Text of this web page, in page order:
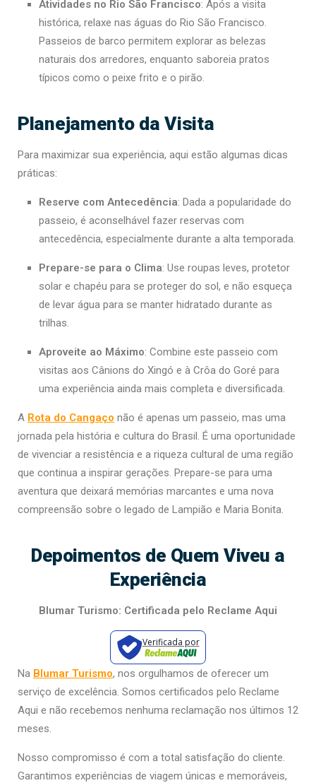
Atividades no Rio São Francisco: Após a visita
histórica, relaxe nas águas do Rio São Francisco.
Passeios de barco permitem explorar as belezas
naturais dos arredores, enquanto saboreia pratos
típicos como o peixe frito e o pirão.
Planejamento da Visita
Para maximizar sua experiência, aqui estão algumas dicas
práticas:
Reserve com Antecedência: Dada a popularidade do
passeio, é aconselhável fazer reservas com
antecedência, especialmente durante a alta temporada.
Prepare-se para o Clima: Use roupas leves, protetor
solar e chapéu para se proteger do sol, e não esqueça
de levar água para se manter hidratado durante as
trilhas.
Aproveite ao Máximo: Combine este passeio com
visitas aos Cânions do Xingó e à Crôa do Goré para
uma experiência ainda mais completa e diversificada.
A Rota do Cangaço não é apenas um passeio, mas uma
jornada pela história e cultura do Brasil. É uma oportunidade
de vivenciar a resistência e a riqueza cultural de uma região
que continua a inspirar gerações. Prepare-se para uma
aventura que deixará memórias marcantes e uma nova
compreensão sobre o legado de Lampião e Maria Bonita.
Depoimentos de Quem Viveu a
Experiência
Blumar Turismo: Certificada pelo Reclame Aqui
Verificada por
Na Blumar Turismo, nos orgulhamos de oferecer um
serviço de excelência. Somos certificados pelo Reclame
Aqui e não recebemos nenhuma reclamação nos últimos 12
meses.
Nosso compromisso é com a total satisfação do cliente.
Garantimos experiências de viagem únicas e memoráveis,